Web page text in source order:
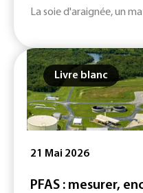
La soie d'araignée, un
Livre blanc
21 Mai 2026
PFAS : mesurer,